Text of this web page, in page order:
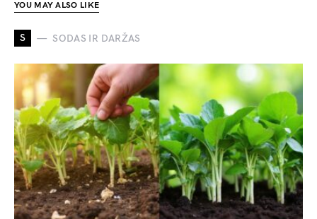
YOU MAY ALSO LIKE
S SODAS IR DARŽAS